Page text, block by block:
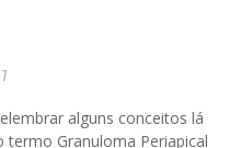
alguns conceitos lá
termo Granuloma Periapical